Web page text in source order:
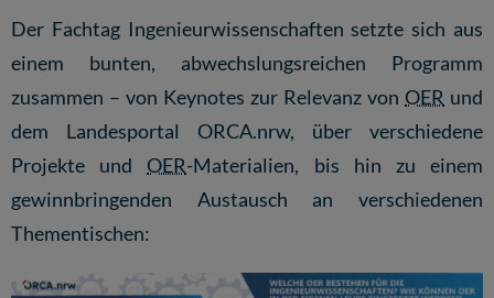
Der Fachtag Ingenieurwissenschaften setzte sich aus
einem bunten, abwechslungsreichen Programm
zusammen – von Keynotes zur Relevanz von OER und
dem Landesportal ORCA.nrw, über verschiedene
Projekte und OER-Materialien, bis hin zu einem
gewinnbringenden Austausch an verschiedenen
Thementischen: